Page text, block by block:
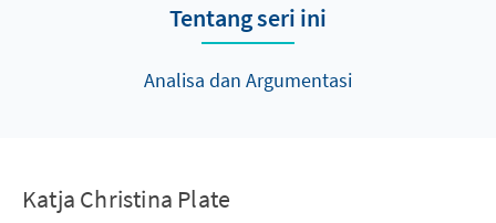
Tentang seri ini
Analisa dan Argumentasi
Katja Christina Plate